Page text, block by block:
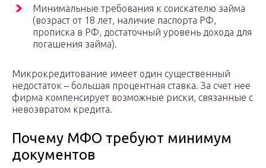
Минимальные требования к соискателю займа
(возраст от 18 лет, наличие паспорта РФ,
прописка в РФ, достаточный уровень дохода для
погашения займа).
Микрокредитование имеет один существенный
недостаток – большая процентная ставка. За счет нее
фирма компенсирует возможные риски, связанные с
невозвратом кредита.
Почему МФО требуют минимум
документов